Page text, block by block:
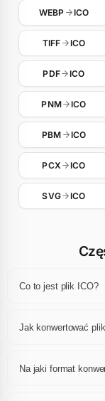
WEBP ICO
TIFF ICO
PDF ICO
PNM ICO
PBM ICO
PCX ICO
SVG ICO
Co to jest plik ICO?
format ma swoje
Jak konwertować
format wyjściowy i
Na jaki format